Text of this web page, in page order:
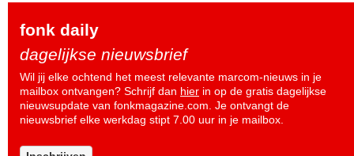
fonk daily
dagelijkse nieuwsbrief
Wil jij elke ochtend het meest relevante marcom-nieuws in je
mailbox ontvangen? Schrijf dan hier in op de gratis dagelijkse
nieuwsupdate van fonkmagazine.com. Je ontvangt de
nieuwsbrief elke werkdag stipt 7.00 uur in je mailbox.